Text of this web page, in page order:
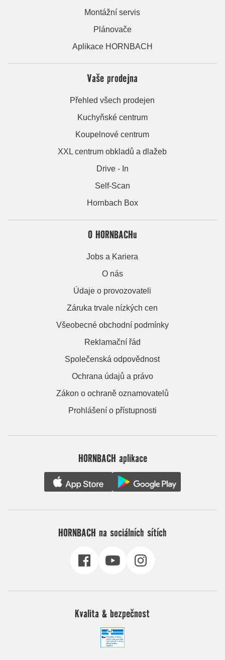
Montážní servis
Plánovače
Aplikace HORNBACH
Vaše prodejna
Přehled všech prodejen
Kuchyňské centrum
Koupelnové centrum
XXL centrum obkladů a dlažeb
Drive - In
Self-Scan
Hornbach Box
O HORNBACHu
Jobs a Kariera
O nás
Údaje o provozovateli
Záruka trvale nízkých cen
Všeobecné obchodní podmínky
Reklamační řád
Společenská odpovědnost
Ochrana údajů a právo
Zákon o ochraně oznamovatelů
Prohlášení o přístupnosti
HORNBACH aplikace
HORNBACH na sociálních sítích
Kvalita & bezpečnost